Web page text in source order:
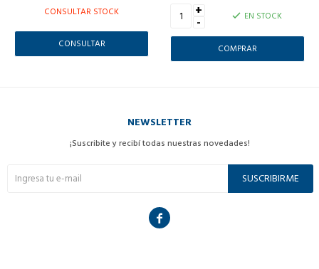
CONSULTAR STOCK
CONSULTAR
+
- EN STOCK
NEWSLETTER
¡Suscribite y recibí todas nuestras novedades!
SUSCRIBIRME
